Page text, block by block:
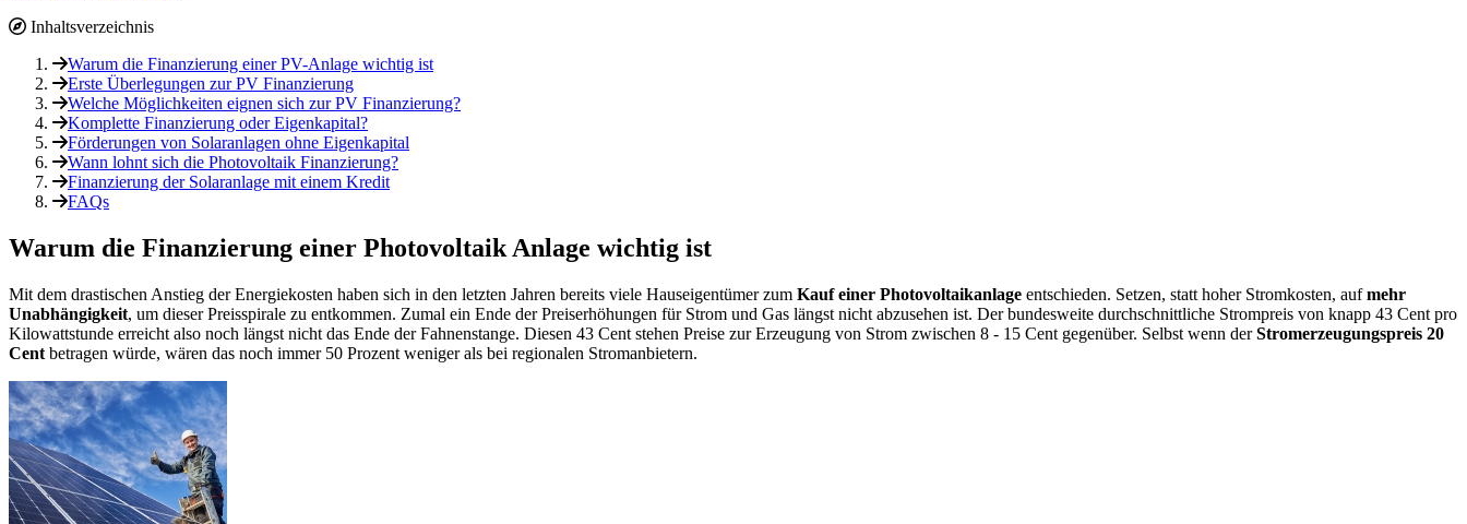
Inhaltsverzeichnis
Warum die Finanzierung einer PV-Anlage wichtig ist
Erste Überlegungen zur PV Finanzierung
Welche Möglichkeiten eignen sich zur PV Finanzierung?
Komplette Finanzierung oder Eigenkapital?
Förderungen von Solaranlagen ohne Eigenkapital
Wann lohnt sich die Photovoltaik Finanzierung?
Finanzierung der Solaranlage mit einem Kredit
FAQs
Warum die Finanzierung einer Photovoltaik Anlage wichtig ist
Mit dem drastischen Anstieg der Energiekosten haben sich in den letzten Jahren bereits viele Hauseigentümer zum Kauf einer Photovoltaikanlage entschieden. Setzen, statt hoher Stromkosten, aufmehr
Unabhängigkeit, um dieser Preisspirale zu entkommen. Zumal ein Ende der Preiserhöhungen für Strom und Gas längst nicht abzusehen ist. Der bundesweite durchschnittliche Strompreis von knapp 43 Cent pro
Kilowattstunde erreicht also noch längst nicht das Ende der Fahnenstange. Diesen 43 Cent stehen Preise zur Erzeugung von Strom zwischen 8 - 15 Cent gegenüber. Selbst wenn derStromerzeugungspreis 20
Cent betragen würde, wären das noch immer 50 Prozent weniger als bei regionalen Stromanbietern.